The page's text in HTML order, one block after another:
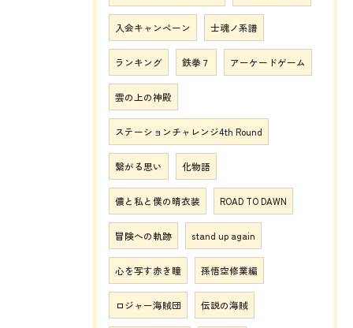
入会キャンペーン 士魂ノ系譜
ランキング 鉄拳７ アーケードゲーム
雲の上の神殿
ステーションチャレンジ4th Round
繋がる思い 化物語
儂と私と僕の晴衣装 ROAD TO DAWN
冒険への軌跡 stand up again
心を写す赤き瞳 孫悟空修業編
ロジャー海賊団 伝説の海賊